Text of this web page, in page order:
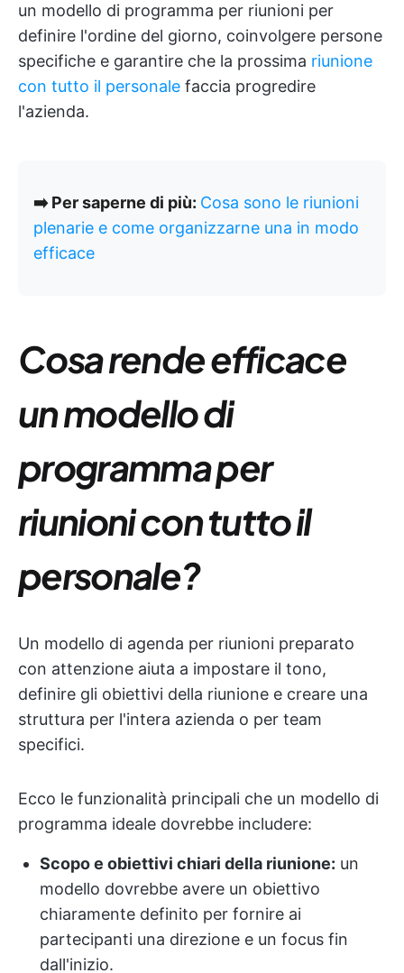
un modello di programma per riunioni per
definire l'ordine del giorno, coinvolgere persone
specifiche e garantire che la prossima riunione
con tutto il personale faccia progredire
l'azienda.
➡️ Per saperne di più: Cosa sono le riunioni
plenarie e come organizzarne una in modo
efficace
Cosa rende efficace
un modello di
programma per
riunioni con tutto il
personale?
Un modello di agenda per riunioni preparato
con attenzione aiuta a impostare il tono,
definire gli obiettivi della riunione e creare una
struttura per l'intera azienda o per team
specifici.
Ecco le funzionalità principali che un modello di
programma ideale dovrebbe includere:
Scopo e obiettivi chiari della riunione: un
modello dovrebbe avere un obiettivo
chiaramente definito per fornire ai
partecipanti una direzione e un focus fin
dall'inizio.